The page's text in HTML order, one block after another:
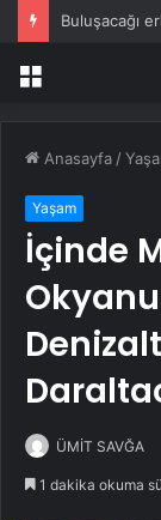
Menü
Anasayfa /
Yaşam
İçinde
ÜMİT SAVĞA
1 dakika okuma